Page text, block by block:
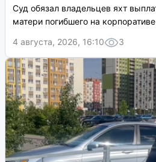
Суд обязал владельцев яхт
матери погибшего на
4 августа, 2026, 16:10
3